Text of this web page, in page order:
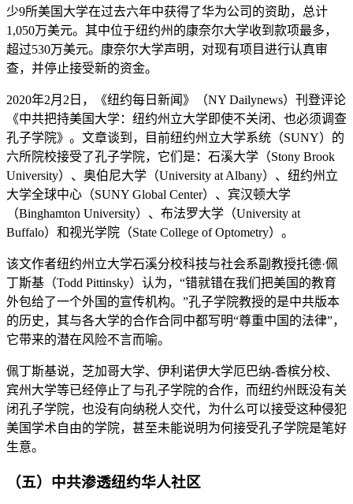
少9所美国大学在过去六年中获得了华为公司的资助，总计
1,050万美元。其中位于纽约州的康奈尔大学收到款项最多，
超过530万美元。康奈尔大学声明，对现有项目进行认真审
查，并停止接受新的资金。
2020年2月2日，《纽约每日新闻》（NY Dailynews）刊登评论
《中共把持美国大学：纽约州立大学即使不关闭、也必须调查
孔子学院》。文章谈到，目前纽约州立大学系统（SUNY）的
六所院校接受了孔子学院，它们是：石溪大学（Stony Brook
University）、奥伯尼大学（University at Albany）、纽约州立
大学全球中心（SUNY Global Center）、宾汉顿大学
（Binghamton University）、布法罗大学（University at
Buffalo）和视光学院（State College of Optometry）。
该文作者纽约州立大学石溪分校科技与社会系副教授托德·佩
丁斯基（Todd Pittinsky）认为，“错就错在我们把美国的教育
外包给了一个外国的宣传机构。”孔子学院教授的是中共版本
的历史，其与各大学的合作合同中都写明“尊重中国的法律”，
它带来的潜在风险不言而喻。
佩丁斯基说，芝加哥大学、伊利诺伊大学厄巴纳-香槟分校、
宾州大学等已经停止了与孔子学院的合作，而纽约州既没有关
闭孔子学院，也没有向纳税人交代，为什么可以接受这种侵犯
美国学术自由的学院，甚至未能说明为何接受孔子学院是笔好
生意。
（五）中共渗透纽约华人社区